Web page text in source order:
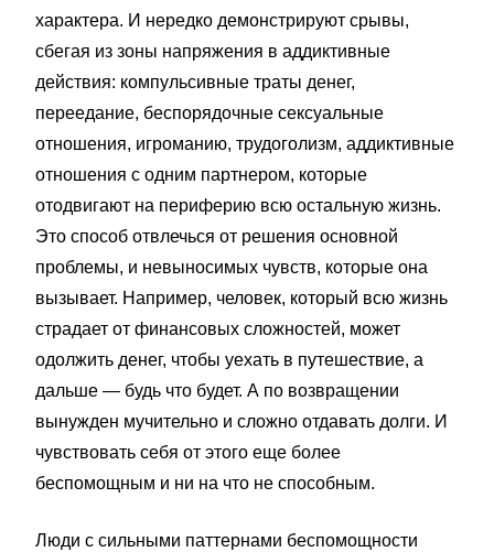
характера. И нередко демонстрируют срывы,
сбегая из зоны напряжения в аддиктивные
действия: компульсивные траты денег,
переедание, беспорядочные сексуальные
отношения, игроманию, трудоголизм, аддиктивные
отношения с одним партнером, которые
отодвигают на периферию всю остальную жизнь.
Это способ отвлечься от решения основной
проблемы, и невыносимых чувств, которые она
вызывает. Например, человек, который всю жизнь
страдает от финансовых сложностей, может
одолжить денег, чтобы уехать в путешествие, а
дальше — будь что будет. А по возвращении
вынужден мучительно и сложно отдавать долги. И
чувствовать себя от этого еще более
беспомощным и ни на что не способным.
Люди с сильными паттернами беспомощности